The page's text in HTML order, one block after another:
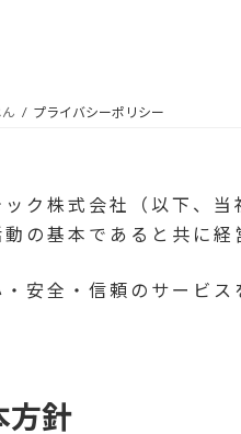
プライバシーポリシー
ック株式会社（以下、
の基本であると共に経
安全・信頼のサービ
方針